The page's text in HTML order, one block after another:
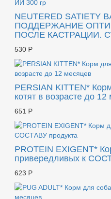
NEUTERED SATIETY
ПОДДЕРЖАНИЕ
ПОСЛЕ КАСТРАЦИИ.
530 Р
PERSIAN KITTEN*
котят в возрасте до 12
651 Р
PROTEIN EXIGENT*
привередливых к
623 Р